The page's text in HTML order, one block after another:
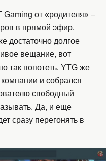
Gaming от «родителя» –
в прямой эфир.
достаточно долгое
вещание, вот
так попотеть. YTG же
и собрался
свободный
Да, и еще
сразу перегонять в